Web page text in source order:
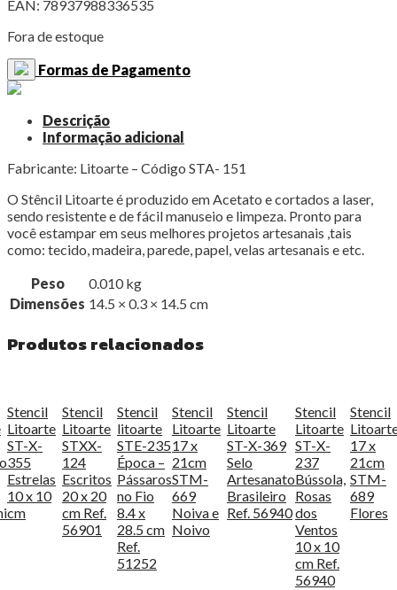
EAN: 78937988336535
Fora de estoque
Formas de Pagamento
Descrição
Informação adicional
Fabricante: Litoarte – Código STA- 151
O Stêncil Litoarte é produzido em Acetato e cortados a laser,
sendo resistente e de fácil manuseio e limpeza. Pronto para
você estampar em seus melhores projetos artesanais ,tais
como: tecido, madeira, parede, papel, velas artesanais e etc.
Peso
0.010 kg
Dimensões 14.5 × 0.3 × 14.5 cm
Produtos relacionados
Stencil
Litoarte
ST-X-
355
Estrelas
10 x 10
cm
Stencil
Litoarte
STXX-
124
Escritos
20 x 20
cm Ref.
56901
Stencil
litoarte
STE-235
Época –
Pássaros
no Fio
8.4 x
28.5 cm
Ref.
51252
Stencil
Litoarte
17 x
21cm
STM-
669
Noiva e
Noivo
Stencil
Litoarte
ST-X-369
Selo
Artesanato
Brasileiro
Ref. 56940
Stencil
Litoarte
ST-X-
237
Bússola,
Rosas
dos
Ventos
10 x 10
cm Ref.
56940
Stencil
17 x
21cm
STM-
689
Flores